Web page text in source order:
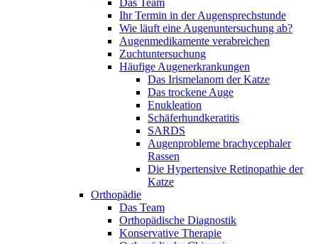
Das Team
Ihr Termin in der Augensprechstunde
Wie läuft eine Augenuntersuchung ab?
Augenmedikamente verabreichen
Zuchtuntersuchung
Häufige Augenerkrankungen
Das Irismelanom der Katze
Das trockene Auge
Enukleation
Schäferhundkeratitis
SARDS
Augenprobleme brachycephaler
Rassen
Die Hypertensive Retinopathie der
Katze
Orthopädie
Das Team
Orthopädische Diagnostik
Konservative Therapie